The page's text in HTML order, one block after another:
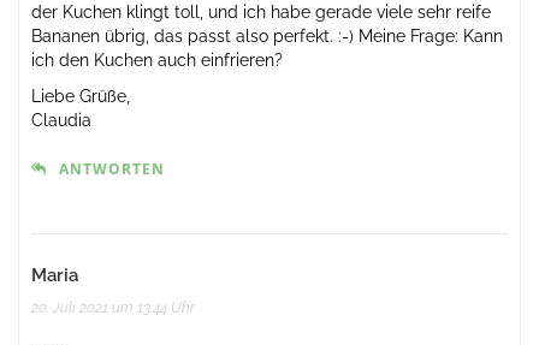
der Kuchen klingt toll, und ich habe gerade viele sehr reife
Bananen übrig, das passt also perfekt. :-) Meine Frage: Kann
ich den Kuchen auch einfrieren?
Liebe Grüße,
Claudia
ANTWORTEN
Maria
20. Juli 2021 um 13:44 Uhr